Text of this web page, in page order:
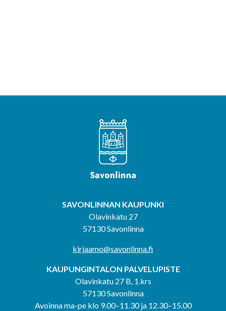
SAVONLINNAN KAUPUNKI
Olavinkatu 27
57130 Savonlinna
kirjaamo@savonlinna.fi
KAUPUNGINTALON PALVELUPISTE
Olavinkatu 27 B, 1.krs
57130 Savonlinna
Avoinna ma-pe klo 9.00–11.30 ja 12.30–15.00